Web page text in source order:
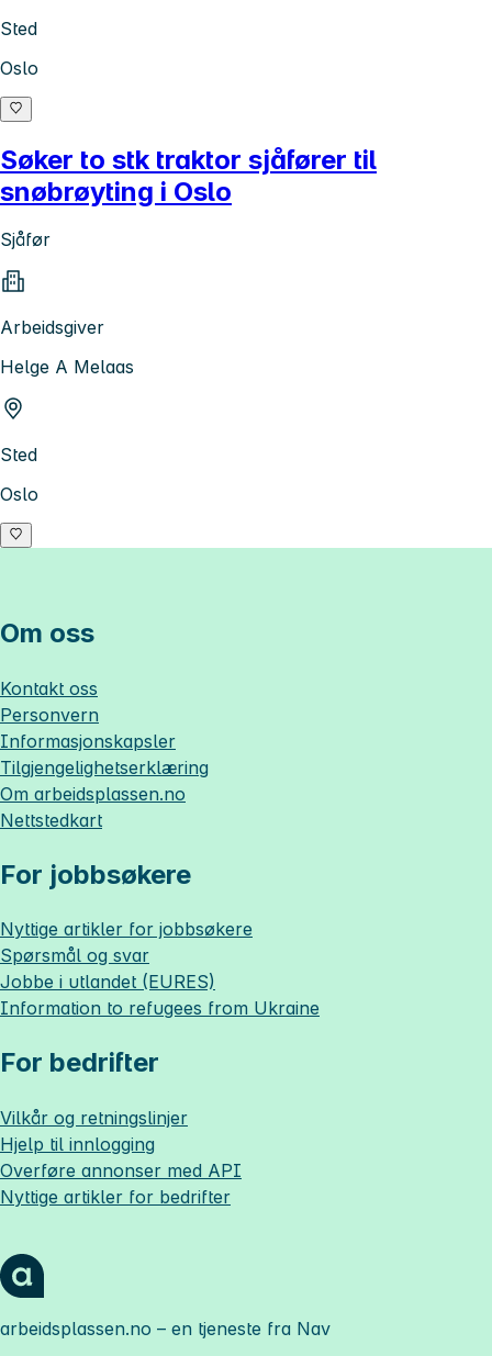
Sted
Oslo
Søker to stk traktor sjåfører til
snøbrøyting i Oslo
Sjåfør
Arbeidsgiver
Helge A Melaas
Sted
Oslo
Om oss
Kontakt oss
Personvern
Informasjonskapsler
Tilgjengelighetserklæring
Om arbeidsplassen.no
Nettstedkart
For jobbsøkere
Nyttige artikler for jobbsøkere
Spørsmål og svar
Jobbe i utlandet (EURES)
Information to refugees from Ukraine
For bedrifter
Vilkår og retningslinjer
Hjelp til innlogging
Overføre annonser med API
Nyttige artikler for bedrifter
arbeidsplassen.no – en tjeneste fra Nav